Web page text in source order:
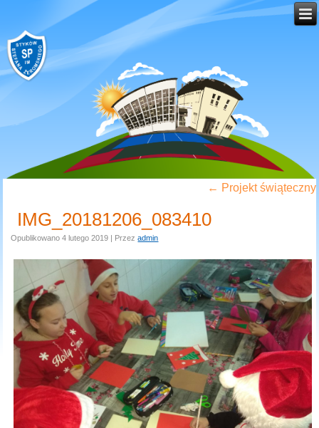
← Projekt świąteczny
IMG_20181206_083410
Opublikowano 4 lutego 2019 | Przez admin